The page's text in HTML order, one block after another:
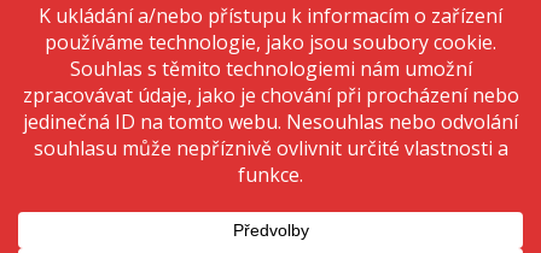
technologie, jako jsou soubory cookie. Děláme to, abychom zlepšili
zážitek z prohlížení a zobrazovali personalizované reklamy. Souhlas s
těmito technologiemi nám umožní zpracovávat údaje, jako je chování
při procházení nebo jedinečná ID na tomto webu. Nesouhlas nebo
odvolání souhlasu může nepříznivě ovlivnit určité vlastnosti a funkce.
Přijmout
Odmítnout
SobotaZavřeno
Neděle Zavřeno